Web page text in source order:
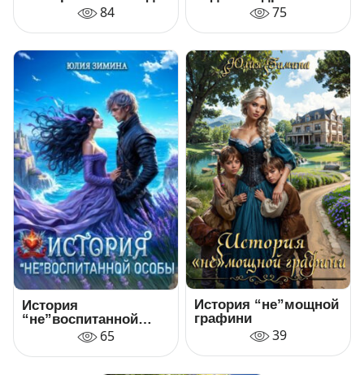
84 75
История
“не”воспитанной
65
История “не”мощной
графини
39